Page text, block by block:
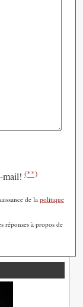
mail! (**)
de la politique
réponses à propos de